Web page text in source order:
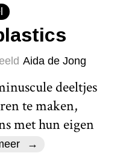
Aida de Jong
deeltjes
te maken,
met hun eigen